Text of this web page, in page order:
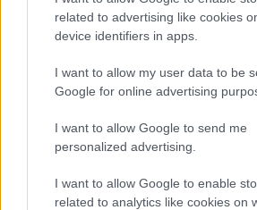
related to advertising like cookies
device identifiers in apps.
I want to allow my user data to be
Google for online advertising
I want to allow Google to send me
personalized advertising.
I want to allow Google to enable
related to analytics like cookies on
πέριξ της Βηθλεέμ, όταν
Ιησούς. Ο Ηρώδης Αντίπας
μέρος του βασιλείου του
οποίο κυβέρνησε ως
Γαλιλαίας και της Περαίας
της Ρωμαϊκής